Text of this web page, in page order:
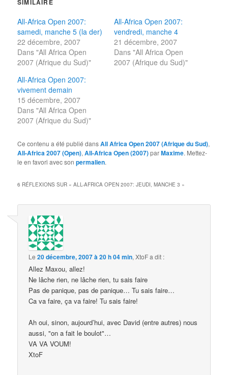
SIMILAIRE
All-Africa Open 2007:
samedi, manche 5 (la der)
22 décembre, 2007
Dans "All Africa Open
2007 (Afrique du Sud)"
All-Africa Open 2007:
vendredi, manche 4
21 décembre, 2007
Dans "All Africa Open
2007 (Afrique du Sud)"
All-Africa Open 2007:
vivement demain
15 décembre, 2007
Dans "All Africa Open
2007 (Afrique du Sud)"
Ce contenu a été publié dansAll Africa Open 2007 (Afrique du Sud),
All-Africa 2007 (Open),All-Africa Open (2007)parMaxime. Mettez-
le en favori avec sonpermalien.
6 RÉFLEXIONS SUR «ALL-AFRICA OPEN 2007: JEUDI, MANCHE 3 »
Le20 décembre, 2007 à 20 h 04 min,XtoFa dit :
Allez Maxou, allez!
Ne lâche rien, ne lâche rien, tu sais faire
Pas de panique, pas de panique… Tu sais faire…
Ca va faire, ça va faire! Tu sais faire!
Ah oui, sinon, aujourd’hui, avec David (entre autres) nous
aussi, "on a fait le boulot"…
VA VA VOUM!
XtoF